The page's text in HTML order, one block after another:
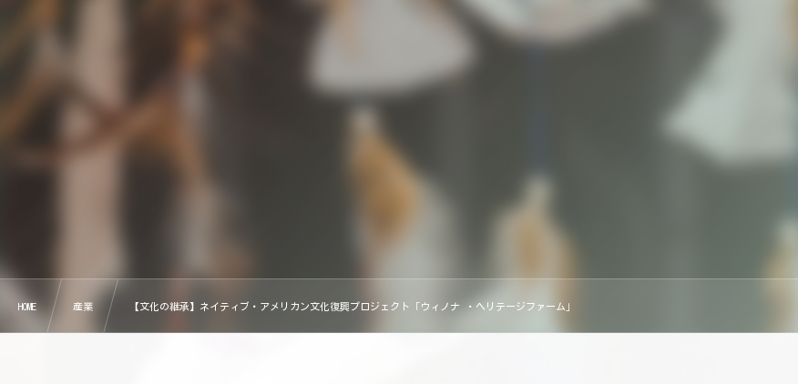
HOME 産業 【文化の継承】ネイティブ・アメリカン文化復興プロジェクト「ウィノナ ・ヘリテージファーム」